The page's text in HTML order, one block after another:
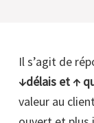
Il s’agit de
↓délais et ↑
valeur au